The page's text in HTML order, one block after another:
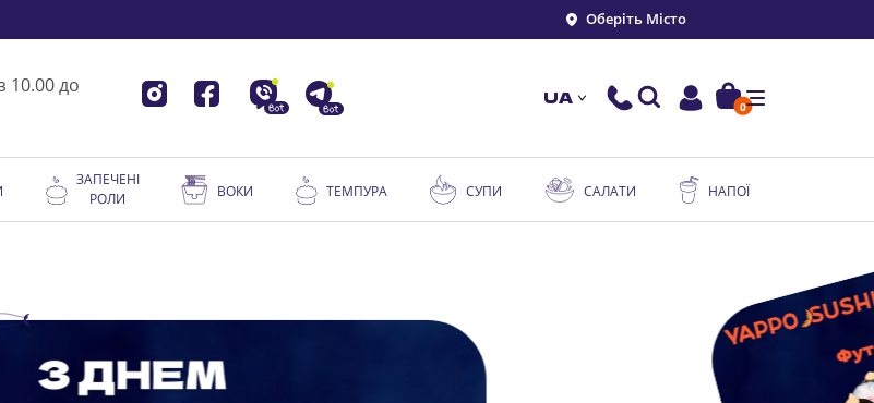
Оберіть Місто
10.00 до
UA 0
ЗАПЕЧЕНІ
РОЛИ
ВОКИ ТЕМПУРА СУПИ САЛАТИ НАПОЇ